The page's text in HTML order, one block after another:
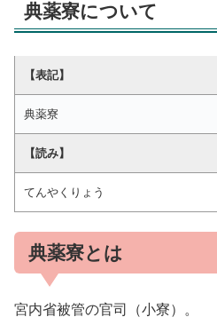
典薬寮について
【表記】
典薬寮
【読み】
てんやくりょう
典薬寮とは
宮内省被管の官司（小寮）。